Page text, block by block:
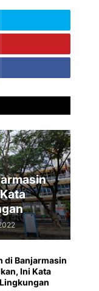
di Banjarmasin
Ini Kata